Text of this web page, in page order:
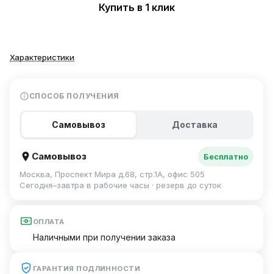
Купить в 1 клик
Характеристики
СПОСОБ ПОЛУЧЕНИЯ
Самовывоз Доставка
Самовывоз
Бесплатно
Москва, Проспект Мира д.68, стр.1А, офис 505
Сегодня–завтра в рабочие часы · резерв до суток
ОПЛАТА
Наличными при получении заказа
ГАРАНТИЯ ПОДЛИННОСТИ